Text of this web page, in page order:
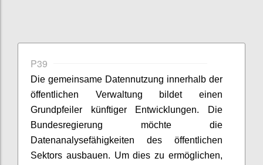
P39
Die gemeinsame Datennutzung innerhalb der
öffentlichen Verwaltung bildet einen
Grundpfeiler künftiger Entwicklungen. Die
Bundesregierung möchte die
Datenanalysefähigkeiten des öffentlichen
Sektors ausbauen. Um dies zu ermöglichen,